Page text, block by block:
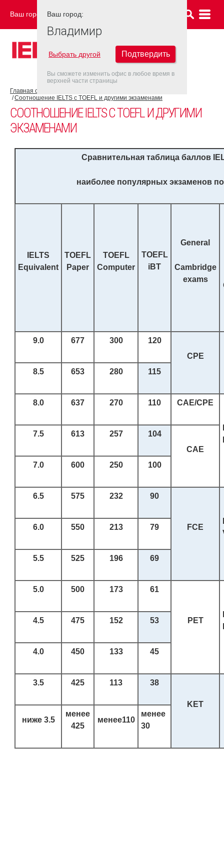
Ваш город: ВЛАДИМИР
Главная страница
Соотношение IELTS с TOEFL и другими экзаменами
СООТНОШЕНИЕ IELTS С TOEFL И ДРУГИМИ
ЭКЗАМЕНАМИ
Сравнительная таблица баллов
наиболее популярных экзаменов
IELTS
Equivalent
TOEFL
Paper
TOEFL
Computer
TOEFL
iBT
General
Cambridge
exams
9.0 677 300
120
CPE
8.5
653 280 115
8.0 637 270 110 CAE/CPE
7.5 613 257 104
CAE
7.0
600 250 100
6.5 575 232 90
FCE
6.0 550 213 79
5.5 525 196 69
5.0 500 173 61
PET
4.5 475 152 53
4.0 450 133 45
3.5 425 113 38
KET
ниже3.5
менее
425
менее110
менее
30
Ваш город:
Владимир
Выбрать другой Подтвердить
Вы сможете изменить офис в любое время в
верхней части страницы